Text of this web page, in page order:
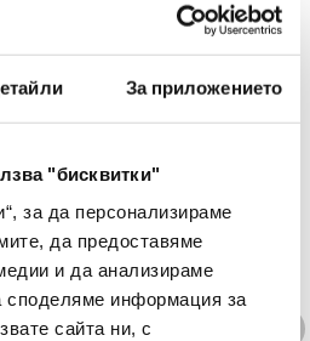
За приложението
"бисквитки"
за да персонализираме
да предоставяме
и да анализираме
информация за
сайта ни, с
в офисите